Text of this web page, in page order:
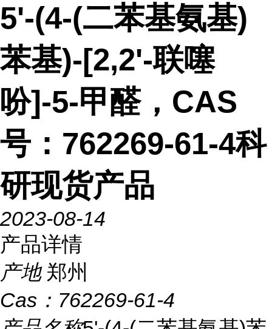
5'-(4-(二苯基氨基)
苯基)-[2,2'-联噻
吩]-5-甲醛，CAS
号：762269-61-4科
研现货产品
2023-08-14
产品详情
产地 郑州
Cas： 762269-61-4